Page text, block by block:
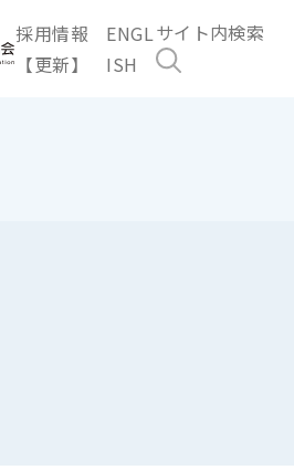
採用情報
【更新】
ENGL
ISH